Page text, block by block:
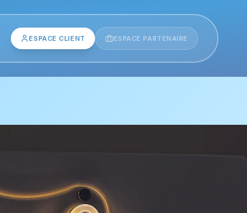
ESPACE CLIENT ESPACE PARTENAIRE